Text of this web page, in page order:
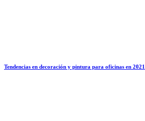
Tendencias en decoración y pintura para oficinas en 2021